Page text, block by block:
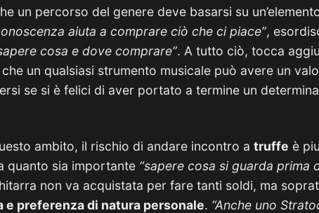
un percorso del genere deve basarsi su
aiuta a comprare ciò che ci piace”,
cosa e dove comprare”. A tutto ciò, tocca
un qualsiasi strumento musicale può avere un
se si è felici di aver portato a termine un
ambito, il rischio di andare incontro a truffe è
quanto sia importante “sapere cosa si guarda prima
non va acquistata per fare tanti soldi, ma
e preferenza di natura personale. “Anche uno